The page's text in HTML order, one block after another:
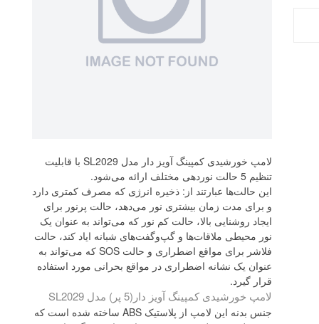
لامپ خورشیدی کمپینگ آویز دار مدل SL2029 با قابلیت
تنظیم 5 حالت نوردهی مختلف ارائه می‌شود.
این حالت‌ها عبارتند از: ذخیره انرژی که مصرف کمتری دارد
و برای مدت زمان بیشتری نور می‌دهد، حالت پرنور برای
ایجاد روشنایی بالا، حالت کم نور که می‌تواند به عنوان یک
نور محیطی ملاقات‌ها و گپ‌وگفت‌های شبانه ایاد کند، حالت
فلاشر برای مواقع اضطراری و حالت SOS که می‌تواند به
عنوان یک نشانه اضطراری در مواقع بحرانی مورد استفاده
قرار گیرد.
لامپ خورشیدی کمپینگ آویز دار(5 پر) مدل SL2029
جنس بدنه این لامپ از پلاستیک ABS ساخته شده است که